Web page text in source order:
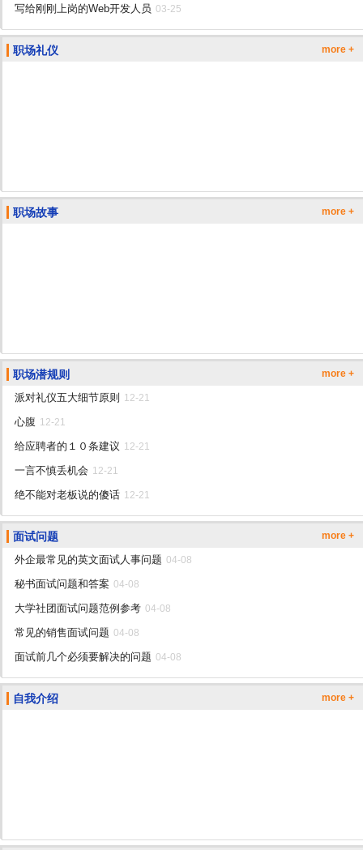
写给刚刚上岗的Web开发人员 03-25
职场礼仪 more +
职场故事 more +
职场潜规则 more +
派对礼仪五大细节原则 12-21
心腹 12-21
给应聘者的１０条建议 12-21
一言不慎丢机会 12-21
绝不能对老板说的傻话 12-21
面试问题 more +
外企最常见的英文面试人事问题 04-08
秘书面试问题和答案 04-08
大学社团面试问题范例参考 04-08
常见的销售面试问题 04-08
面试前几个必须要解决的问题 04-08
自我介绍 more +